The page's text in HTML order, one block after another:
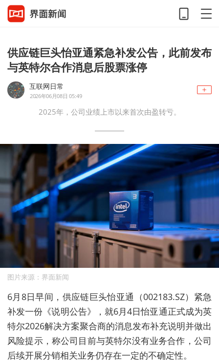
供应链巨头怡亚通紧急补发公告，此前发布
与英特尔合作消息后股票涨停
互联网日常
2026年06月08日 05:49
2025年，公司业绩上市以来首次由盈转亏。
图片来源：界面新闻
6月 8日早间，供应链巨头怡亚通（002183.SZ）紧急
补发一份《说明公告》，就6月4日怡亚通正式成为英
特尔2026解决方案聚合商的消息发布补充说明并做出
风险提示，称公司目前与英特尔没有业务合作，公司
后续开展分销相关业务仍存在一定的不确定性。